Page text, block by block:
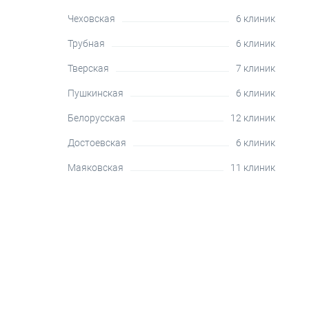
Чеховская 6 клиник
Трубная 6 клиник
Тверская 7 клиник
Пушкинская 6 клиник
Белорусская 12 клиник
Достоевская 6 клиник
Маяковская 11 клиник